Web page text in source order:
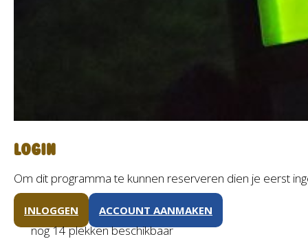
Login
Om dit programma te kunnen reserveren dien je eerst
INLOGGEN ACCOUNT AANMAKEN
nog 14 plekken beschikbaar